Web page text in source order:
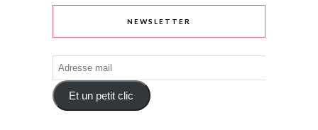
NEWSLETTER
Adresse
mail
Et un petit clic